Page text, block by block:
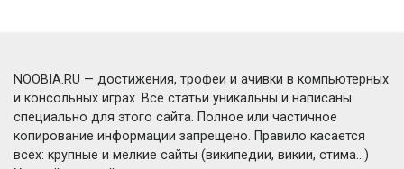
NOOBIA.RU — достижения, трофеи и ачивки в компьютерных
и консольных играх. Все статьи уникальны и написаны
специально для этого сайта. Полное или частичное
копирование информации запрещено. Правило касается
всех: крупные и мелкие сайты (википедии, викии, стима...)